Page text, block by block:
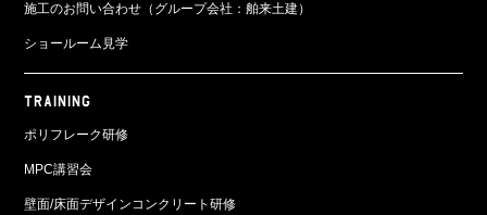
施工のお問い合わせ（グループ会社：舶来土建）
ショールーム見学
TRAINING
ポリフレーク研修
MPC講習会
壁面/床面デザインコンクリート研修